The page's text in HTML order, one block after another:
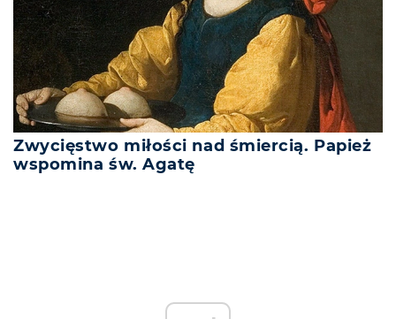
Zwycięstwo miłości nad śmiercią. Papież
wspomina św. Agatę